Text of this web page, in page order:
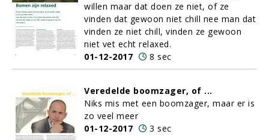
willen maar dat doen ze niet, of ze
vinden dat gewoon niet chill nee man dat
vinden ze niet chill, vinden ze gewoon
niet vet echt relaxed.
01-12-2017
8 sec
Veredelde boomzager, of ...
Niks mis met een boomzager, maar er is
zo veel meer
01-12-2017
3 sec